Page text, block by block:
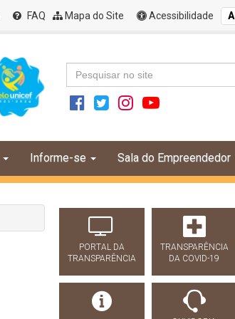
FAQ Mapa do Site Acessibilidade A
Informe-se Sala do Empreendedor
PORTAL DA
TRANSPARÊNCIA
TRANSPARÊNCIA
DA COVID-19